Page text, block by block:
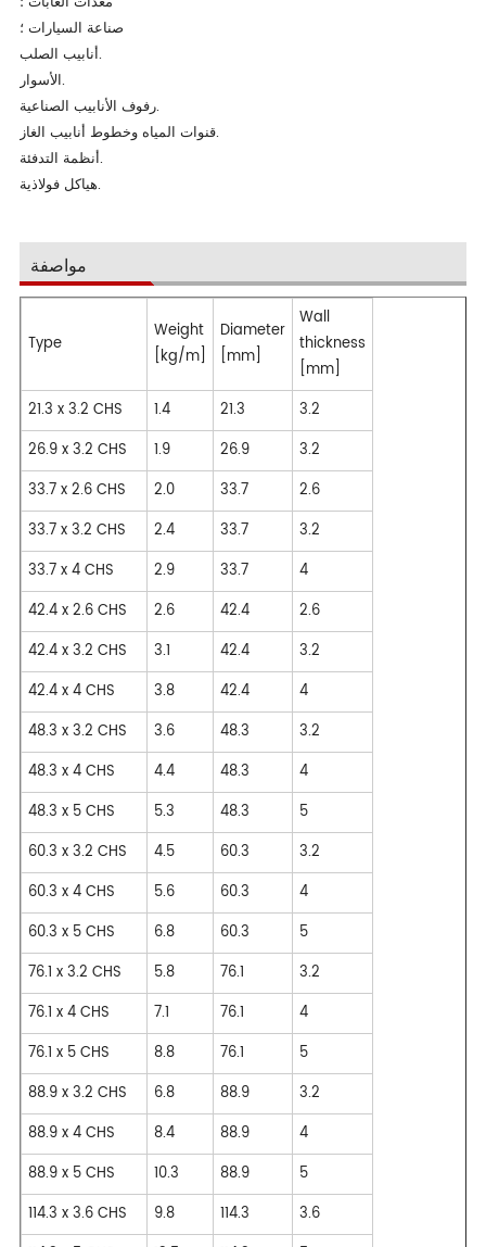
صناعة السيارات ؛
أنابيب الصلب.
الأسوار.
رفوف الأنابيب الصناعية.
قنوات المياه وخطوط أنابيب الغاز.
أنظمة التدفئة.
هياكل فولاذية.
مواصفة
Type
Weight
[kg/m]
Diameter
[mm]
Wall
thickness
[mm]
21.3 x 3.2 CHS
1.4 21.3
3.2
26.9 x 3.2 CHS
1.9 26.9
3.2
33.7 x 2.6 CHS
2.0 33.7
2.6
33.7 x 3.2 CHS
2.4 33.7
3.2
33.7 x 4 CHS
2.9 33.7
4
42.4 x 2.6 CHS
2.6 42.4
2.6
42.4 x 3.2 CHS
3.1 42.4
3.2
42.4 x 4 CHS
3.8 42.4
4
48.3 x 3.2 CHS
3.6 48.3
3.2
48.3 x 4 CHS
4.4 48.3
4
48.3 x 5 CHS
5.3 48.3
5
60.3 x 3.2 CHS
4.5 60.3
3.2
60.3 x 4 CHS
5.6 60.3
4
60.3 x 5 CHS
6.8 60.3
5
76.1 x 3.2 CHS
5.8 76.1
3.2
76.1 x 4 CHS
7.1 76.1
4
76.1 x 5 CHS
8.8 76.1
5
88.9 x 3.2 CHS
6.8 88.9
3.2
88.9 x 4 CHS
8.4 88.9
4
88.9 x 5 CHS
10.3 88.9
5
114.3 x 3.6 CHS
9.8 114.3
3.6